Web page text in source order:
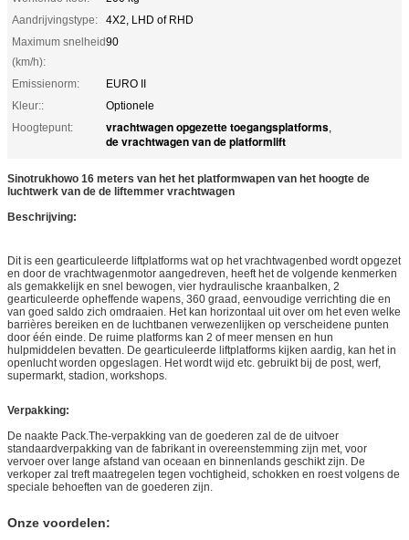
Aandrijvingstype:
4X2, LHD of RHD
Maximum snelheid
(km/h):
90
Emissienorm:
EURO II
Kleur::
Optionele
Hoogtepunt:
vrachtwagen opgezette toegangsplatforms,
de vrachtwagen van de platformlift
Sinotrukhowo 16 meters van het het platformwapen van het hoogte de
luchtwerk van de de liftemmer vrachtwagen
Beschrijving:
Dit is een gearticuleerde liftplatforms wat op het vrachtwagenbed wordt opgezet
en door de vrachtwagenmotor aangedreven, heeft het de volgende kenmerken
als gemakkelijk en snel bewogen, vier hydraulische kraanbalken, 2
gearticuleerde opheffende wapens, 360 graad, eenvoudige verrichting die en
van goed saldo zich omdraaien. Het kan horizontaal uit over om het even welke
barrières bereiken en de luchtbanen verwezenlijken op verscheidene punten
door één einde. De ruime platforms kan 2 of meer mensen en hun
hulpmiddelen bevatten. De gearticuleerde liftplatforms kijken aardig, kan het in
openlucht worden opgeslagen. Het wordt wijd etc. gebruikt bij de post, werf,
supermarkt, stadion, workshops.
Verpakking:
De naakte Pack.The-verpakking van de goederen zal de de uitvoer
standaardverpakking van de fabrikant in overeenstemming zijn met, voor
vervoer over lange afstand van oceaan en binnenlands geschikt zijn. De
verkoper zal treft maatregelen tegen vochtigheid, schokken en roest volgens de
speciale behoeften van de goederen zijn.
Onze voordelen: